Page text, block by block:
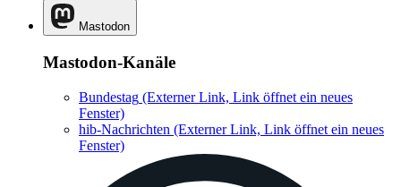
Mastodon
Mastodon-Kanäle
Bundestag (Externer Link, Link öffnet ein neues
Fenster)
hib-Nachrichten (Externer Link, Link öffnet ein neues
Fenster)